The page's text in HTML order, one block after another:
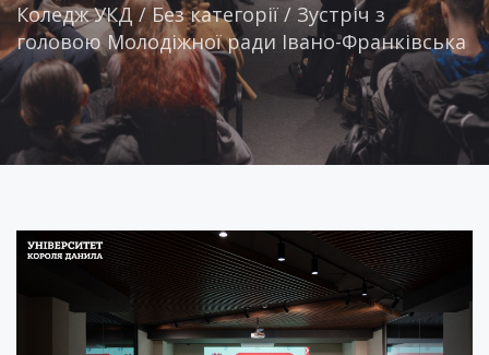
Коледж УКД/Без категорії /Зустріч з
головою Молодіжної ради Івано-Франківська